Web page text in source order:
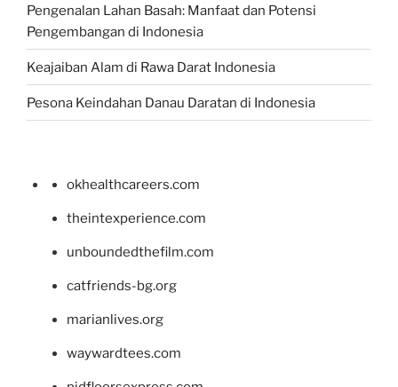
Pengenalan Lahan Basah: Manfaat dan Potensi
Pengembangan di Indonesia
Keajaiban Alam di Rawa Darat Indonesia
Pesona Keindahan Danau Daratan di Indonesia
okhealthcareers.com
theintexperience.com
unboundedthefilm.com
catfriends-bg.org
marianlives.org
waywardtees.com